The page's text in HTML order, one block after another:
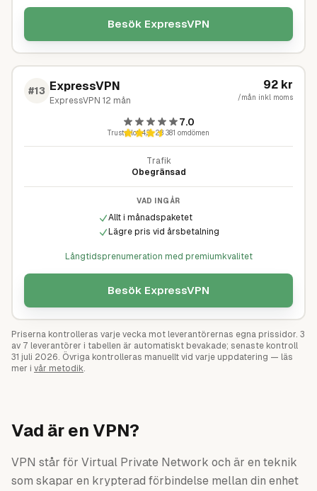
Besök ExpressVPN
#13 ExpressVPN
ExpressVPN 12 mån
92 kr
/mån inkl moms
7.0
Trustpilot4,3· 28 381 omdömen
Trafik
Obegränsad
VAD INGÅR
Allt i månadspaketet
Lägre pris vid årsbetalning
Långtidsprenumeration med premiumkvalitet
Besök ExpressVPN
Priserna kontrolleras varje vecka mot leverantörernas egna prissidor. 3
av 7 leverantörer i tabellen är automatiskt bevakade; senaste kontroll
31 juli 2026. Övriga kontrolleras manuellt vid varje uppdatering — läs
mer i vår metodik.
Vad är en VPN?
VPN står för Virtual Private Network och är en teknik
som skapar en krypterad förbindelse mellan din enhet